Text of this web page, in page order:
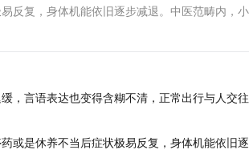
反复，身体机能依旧逐步减退。中医范畴内，
，言语表达也变得含糊不清，正常出行与人交
或是休养不当后症状极易反复，身体机能依旧